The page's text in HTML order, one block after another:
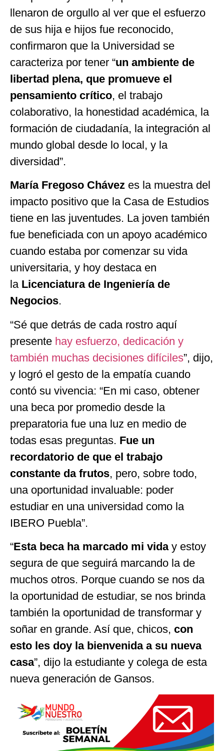
llenaron de orgullo al ver que el esfuerzo
de sus hija e hijos fue reconocido,
confirmaron que la Universidad se
caracteriza por tener “un ambiente de
libertad plena, que promueve el
pensamiento crítico, el trabajo
colaborativo, la honestidad académica, la
formación de ciudadanía, la integración al
mundo global desde lo local, y la
diversidad”.
María Fregoso Chávez es la muestra del
impacto positivo que la Casa de Estudios
tiene en las juventudes. La joven también
fue beneficiada con un apoyo académico
cuando estaba por comenzar su vida
universitaria, y hoy destaca en
la Licenciatura de Ingeniería de
Negocios.
“Sé que detrás de cada rostro aquí
presente hay esfuerzo, dedicación y
también muchas decisiones difíciles”, dijo,
y logró el gesto de la empatía cuando
contó su vivencia: “En mi caso, obtener
una beca por promedio desde la
preparatoria fue una luz en medio de
todas esas preguntas. Fue un
recordatorio de que el trabajo
constante da frutos, pero, sobre todo,
una oportunidad invaluable: poder
estudiar en una universidad como la
IBERO Puebla”.
“Esta beca ha marcado mi viday estoy
segura de que seguirá marcando la de
muchos otros. Porque cuando se nos da
la oportunidad de estudiar, se nos brinda
también la oportunidad de transformar y
soñar en grande. Así que, chicos, con
esto les doy la bienvenida a su nueva
casa”, dijo la estudiante y colega de esta
nueva generación de Gansos.